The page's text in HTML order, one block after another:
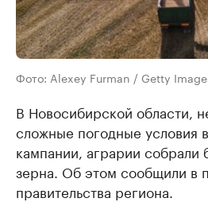
Фото: Alexey Furman / Getty
В Новосибирской области,
сложные погодные условия
кампании, аграрии собрали
зерна. Об этом сообщили в
правительства региона.